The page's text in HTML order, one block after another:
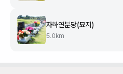
자하연분당(묘지)
5.0 km